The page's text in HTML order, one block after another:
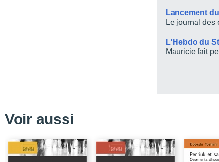
Conclusion – Des
publics vers les
CHAPITRE 4 – Loisir
fréquentation de la
Annexe 5.1 – Ciné-
Lancement
Le journal des
L'Hebdo du
Mauricie fait
Voir aussi